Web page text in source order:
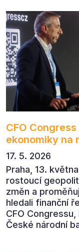
CFO
ekonomiky na
17. 5. 2026
Praha, 13.
rostoucí
změn a
hledali finanční
CFO
České národní